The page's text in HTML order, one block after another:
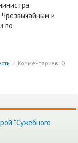
Чрезвычайным и
по
⁄ Комментариев: 0
"Сужебного